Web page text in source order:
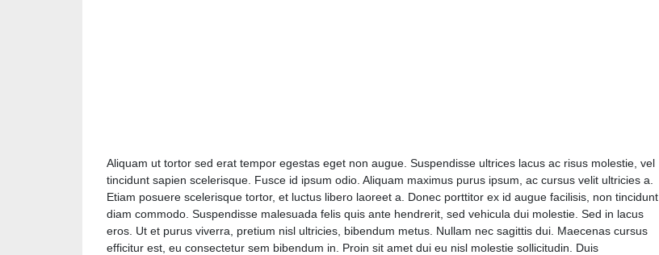
Aliquam ut tortor sed erat tempor egestas eget non augue. Suspendisse ultrices lacus ac risus molestie, vel
tincidunt sapien scelerisque. Fusce id ipsum odio. Aliquam maximus purus ipsum, ac cursus velit ultricies a.
Etiam posuere scelerisque tortor, et luctus libero laoreet a. Donec porttitor ex id augue facilisis, non tincidunt
diam commodo. Suspendisse malesuada felis quis ante hendrerit, sed vehicula dui molestie. Sed in lacus
eros. Ut et purus viverra, pretium nisl ultricies, bibendum metus. Nullam nec sagittis dui. Maecenas cursus
efficitur est, eu consectetur sem bibendum in. Proin sit amet dui eu nisl molestie sollicitudin. Duis